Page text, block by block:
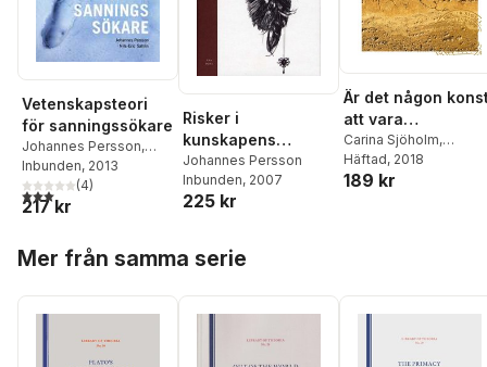
Vetenskapsteori
för sanningssökare
Johannes Persson,
Nils-Eric Sahlin
Inbunden, 2013
3,0utav 5 stjärnor. Totalt antal röster:
(4)
217 kr
Risker i
kunskapens
mellanrum : en
studie i tre delar
(positioner,
kartans vita fält)
Johannes Persson
Inbunden, 2007
225 kr
Är det någon
att vara
akademiker?
Carina Sjöholm,
Magnus Jernek
Schoug,
Mattson
Häftad, 2018
189 kr
Mer från samma serie